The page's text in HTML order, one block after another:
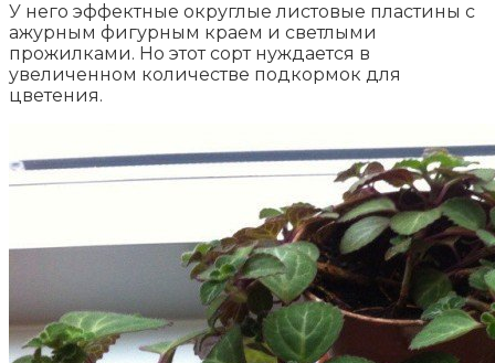
У него эффектные округлые листовые пластины с
ажурным фигурным краем и светлыми
прожилками. Но этот сорт нуждается в
увеличенном количестве подкормок для
цветения.